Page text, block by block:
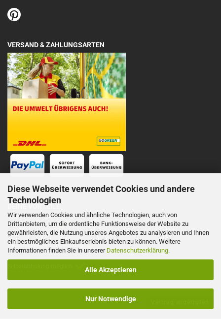
Diese Webseite verwendet Cookies und andere
Technologien
Wir verwenden Cookies und ähnliche Technologien, auch von
Drittanbietern, um die ordentliche Funktionsweise der Website zu
gewährleisten, die Nutzung unseres Angebotes zu analysieren und Ihnen
ein bestmögliches Einkaufserlebnis bieten zu können. Weitere
Informationen finden Sie in unserer Datenschutzerklärung.
Alle Akzeptieren
Nur Notwendige
VERSAND & ZAHLUNGSARTEN
DEINE VORTEILE
Schnelle Lieferung
Persönliche Telefonberatung